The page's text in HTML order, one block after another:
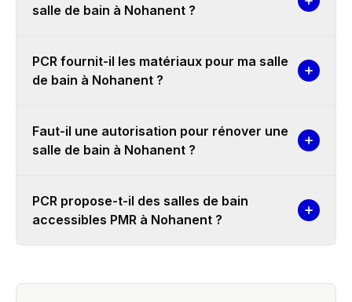
salle de bain à Nohanent ?
PCR fournit-il les matériaux pour ma salle
de bain à Nohanent ?
Faut-il une autorisation pour rénover une
salle de bain à Nohanent ?
PCR propose-t-il des salles de bain
accessibles PMR à Nohanent ?